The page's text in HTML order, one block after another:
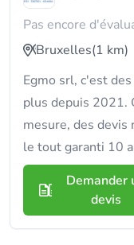
Pas encore
Bruxelles(1 km)
Egmo srl, c'est
plus depuis 2021.
mesure, des
le tout garanti 10
Demander
devis